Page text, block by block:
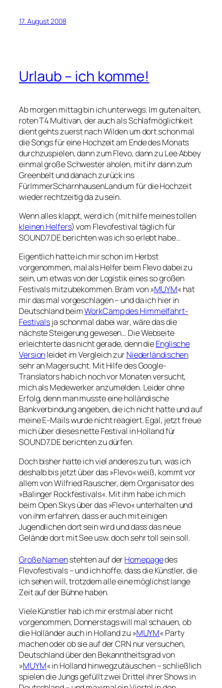
17. August 2008
Urlaub – ich komme!
Ab morgen mittag bin ich unterwegs. Im guten alten,
roten T4 Multivan, der auch als Schlafmöglichkeit
dient gehts zuerst nach Wilden um dort schon mal
die Songs für eine Hochzeit am Ende des Monats
durchzuspielen, dann zum Flevo, dann zu Lee Abbey
einmal große Schwester aholen, mit ihr dann zum
Greenbelt und danach zurück ins
FürImmerScharnhausenLand um für die Hochzeit
wieder rechtzeitig da zu sein.
Wenn alles klappt, werd ich (mit hilfe meines tollen
kleinen Helfers) vom Flevofestival täglich für
SOUND7.DE berichten was ich so erlebt habe…
Eigentlich hatte ich mir schon im Herbst
vorgenommen, mal als Helfer beim Flevo dabei zu
sein, um etwas von der Logistik eines so großen
Festivals mitzubekommen. Bram von »MUYM« hat
mir das mal vorgeschlagen – und da ich hier in
Deutschland beimWorkCamp des Himmelfahrt-
Festivalsja schonmal dabei war, wäre das die
nächste Steigerung gewesen… Die Webseite
erleichterte das nicht gerade, denn dieEnglische
Versionleidet im Vergleich zurNiederländischen
sehr an Magersucht. Mit Hilfe des Google-
Translators hab ich noch vor Monaten versucht,
mich alsMedewerkeranzumelden. Leider ohne
Erfolg, denn man musste eine holländische
Bankverbindung angeben, die ich nicht hatte und auf
meine E-Mails wurde nicht reagiert. Egal, jetzt freue
mich über dieses nette Festival in Holland für
SOUND7.DE berichten zu dürfen.
Doch bisher hatte ich viel anderes zu tun, was ich
deshalb bis jetzt über das »Flevo« weiß, kommt vor
allem von Wilfried Rauscher, dem Organisator des
»Balinger Rockfestivals«. Mit ihm habe ich mich
beim Open Skys über das »Flevo« unterhalten und
von ihm erfahren, dass er auch mit einigen
Jugendlichen dort sein wird und dass das neue
Gelände dort mit See usw. doch sehr toll sein soll.
Große Namenstehten auf derHomepagedes
Flevofestivals – und ich hoffe, dass die Künstler, die
ich sehen will, trotzdem alle eine möglichst lange
Zeit auf der Bühne haben.
Viele Künstler hab ich mir erstmal aber nicht
vorgenommen, Donnerstags will mal schauen, ob
die Holländer auch in Holland zu »MUYM« Party
machen oder ob sie auf der CRN nur versuchen,
Deutschland über den Bekanntheitsgrad von
»MUYM« in Holland hinwegzutäuschen – schließlich
spielen die Jungs gefüllt zwei Drittel ihrer Shows in